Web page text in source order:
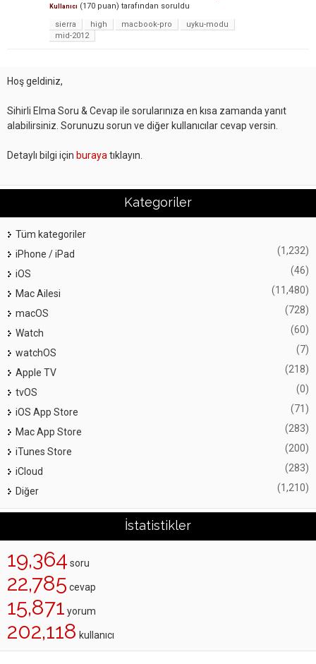
Kullanıcı (170 puan) tarafından soruldu
sierra
high macbook-pro
uyku-modu
mid-2012
Hoş geldiniz,
Sihirli Elma Soru & Cevap ile sorularınıza en kısa zamanda yanıt
alabilirsiniz. Sorunuzu sorun ve diğer kullanıcılar cevap versin.
Detaylı bilgi için buraya tıklayın.
Kategoriler
Tüm kategoriler
iPhone / iPad
(1,232)
iOS (46)
Mac Ailesi (11,480)
macOS (728)
Watch (60)
watchOS (7)
Apple TV (218)
tvOS (0)
iOS App Store (71)
Mac App Store (283)
iTunes Store (200)
iCloud (283)
Diğer (1,210)
İstatistikler
19,364 soru
22,785 cevap
15,871 yorum
202,118 kullanıcı